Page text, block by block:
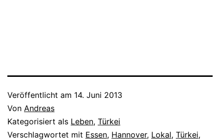
Veröffentlicht am 14. Juni 2013
Von Andreas
Kategorisiert als Leben, Türkei
Verschlagwortet mit Essen, Hannover, Lokal, Türkei,